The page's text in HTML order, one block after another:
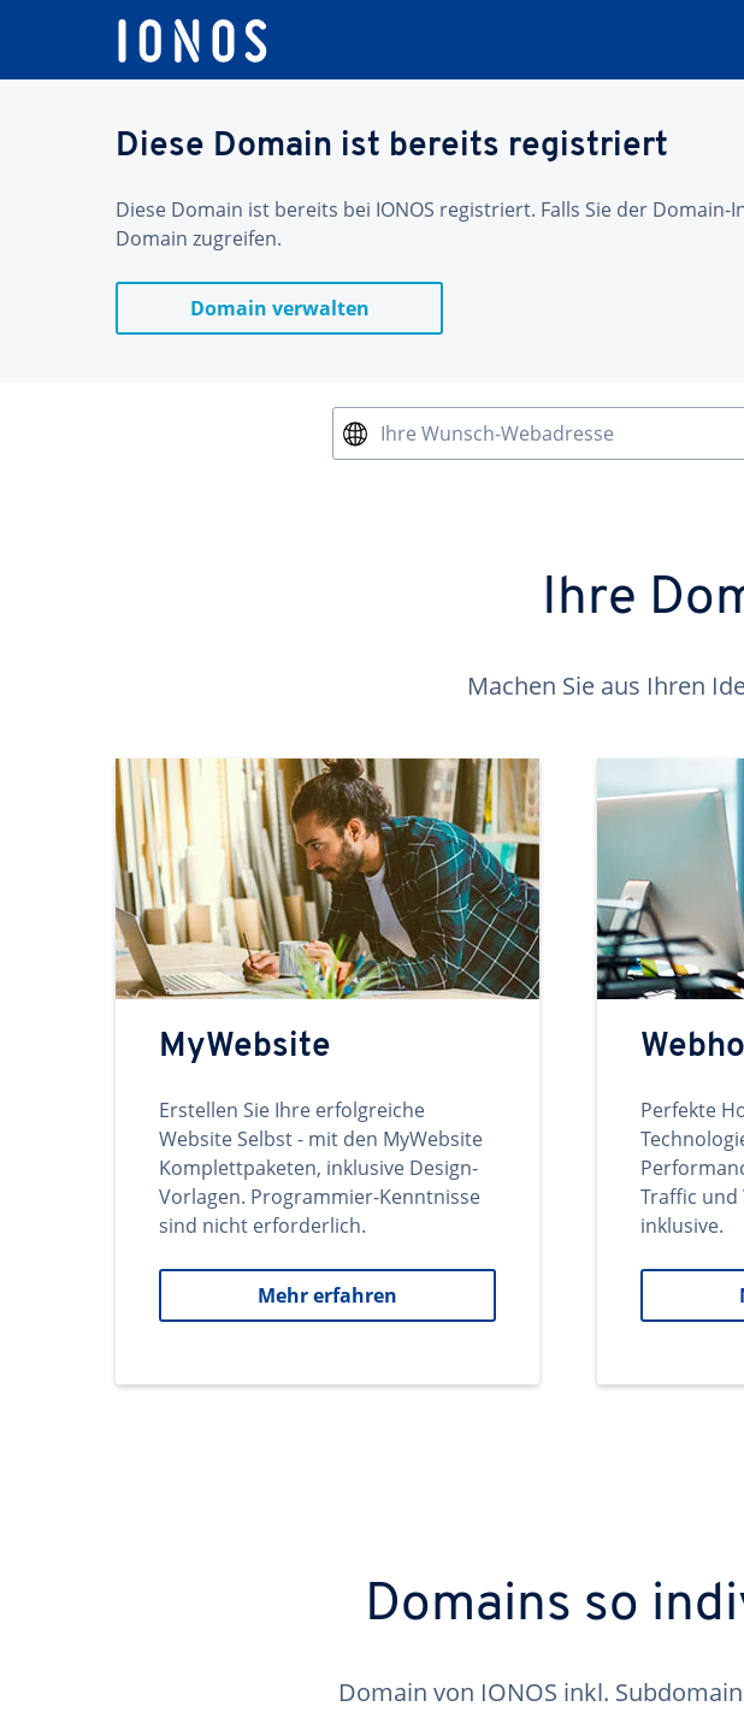
Diese Domain ist bereits registriert
Diese Domain ist bereits bei IONOS registriert. Falls Sie der
Domain zugreifen.
Domain verwalten
Ihre Wunsch-Webadresse
Ihre
Machen Sie aus Ihren
MyWebsite
Erstellen Sie Ihre erfolgreiche
Website Selbst - mit den MyWebsite
Komplettpaketen, inklusive Design-
Vorlagen. Programmier-Kenntnisse
sind nicht erforderlich.
Mehr erfahren
Perfekte
Traffic und
inklusive.
Domains so
Domain von IONOS inkl.